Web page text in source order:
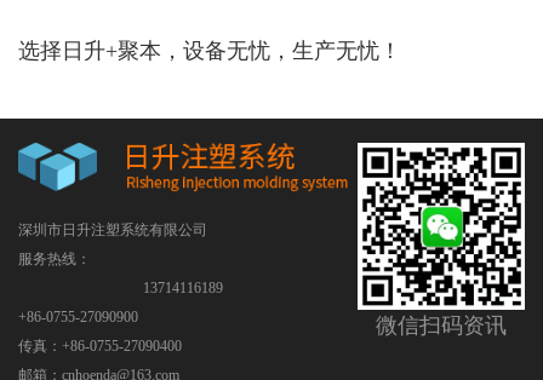
选择日升+聚本，设备无忧，生产无忧！
深圳市日升注塑系统有限公司
服务热线：
13714116189
+86-0755-27090900
传真：+86-0755-27090400
邮箱：cnhoenda@163.com
微信扫码资讯